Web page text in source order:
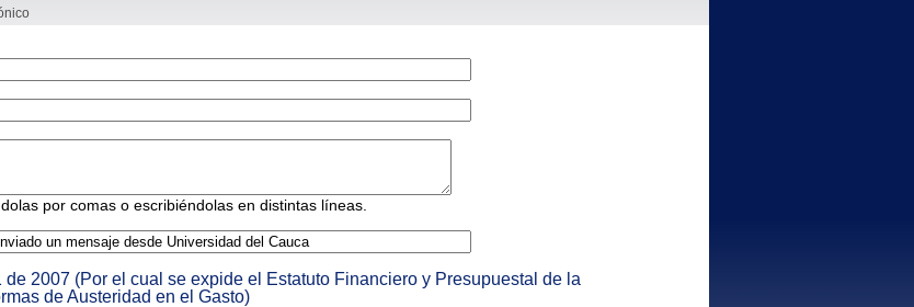
por comas o escribiéndolas en distintas líneas.
de 2007 (Por el cual se expide el Estatuto Financiero y Presupuestal de la
de Austeridad en el Gasto)